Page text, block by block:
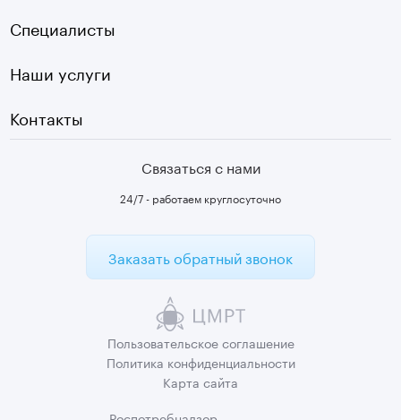
Плазмотерапия суставов
Первичный прием
Специалисты
Наши услуги
Контакты
Связаться с нами
24/7 - работаем круглосуточно
Заказать обратный звонок
Пользовательскоесоглашение
Политика конфиденциальности
Карта сайта